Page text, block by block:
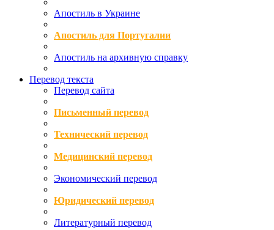
Апостиль в Украине
Апостиль для Португалии
Апостиль на архивную справку
Перевод текста
Перевод сайта
Письменный перевод
Технический перевод
Медицинский перевод
Экономический перевод
Юридический перевод
Литературный перевод